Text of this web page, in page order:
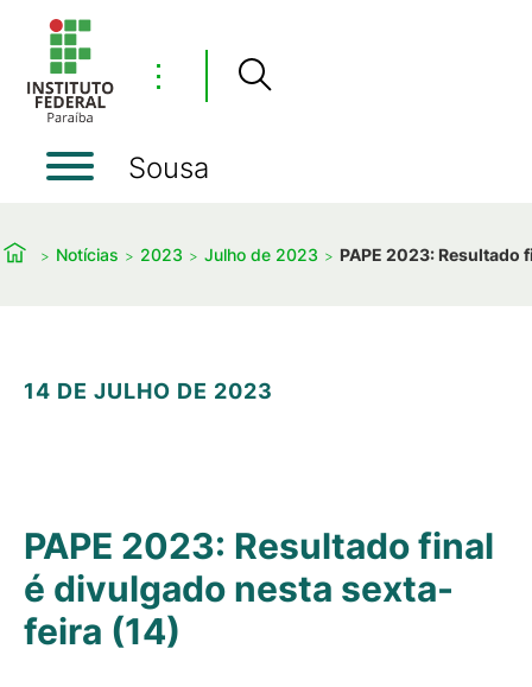
⋮
Sousa
Notícias 2023 Julho de 2023 PAPE 2023:
14 DE JULHO DE 2023
PAPE 2023: Resultado final
é divulgado nesta sexta-
feira (14)